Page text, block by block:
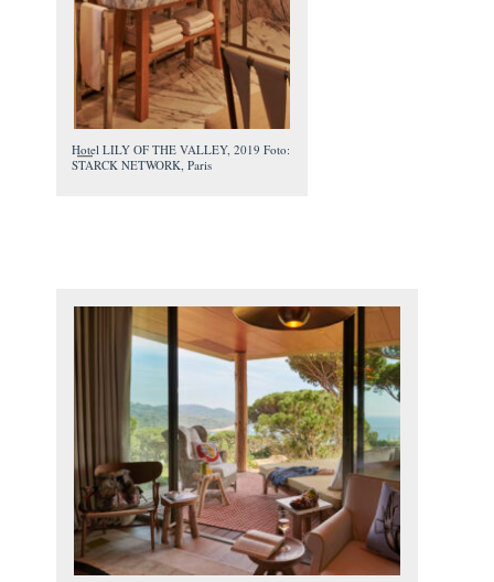
Hotel LILY OF THE VALLEY, 2019 Foto:
STARCK NETWORK, Paris